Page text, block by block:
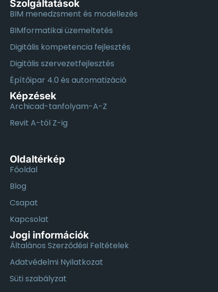
Szolgáltatások
BIM menedzsment és modellezés
BIMformatikai üzemeltetés
Digitális kompetencia fejlesztés
Digitális szervezetfejlesztés
Építőipar 4.0 és automatizáció
Képzések
Archicad-tanfolyam-A-Z
Revit A-tól Z-ig
Oldaltérkép
Főoldal
Blog
Csapat
Kapcsolat
Jogi információk
Általános Szerződési Feltételek
Adatvédelmi Nyilatkozat
Süti szabályzat